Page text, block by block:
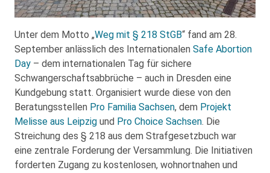
Unter dem Motto „Weg mit § 218 StGB“ fand am 28.
September anlässlich des Internationalen Safe Abortion
Day – dem internationalen Tag für sichere
Schwangerschaftsabbrüche – auch in Dresden eine
Kundgebung statt. Organisiert wurde diese von den
Beratungsstellen Pro Familia Sachsen, dem Projekt
Melisse aus Leipzig und Pro Choice Sachsen. Die
Streichung des § 218 aus dem Strafgesetzbuch war
eine zentrale Forderung der Versammlung. Die Initiativen
forderten Zugang zu kostenlosen, wohnortnahen und